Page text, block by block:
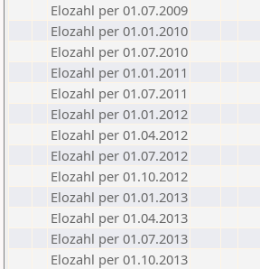
Elozahl per 01.07.2009
Elozahl per 01.01.2010
Elozahl per 01.07.2010
Elozahl per 01.01.2011
Elozahl per 01.07.2011
Elozahl per 01.01.2012
Elozahl per 01.04.2012
Elozahl per 01.07.2012
Elozahl per 01.10.2012
Elozahl per 01.01.2013
Elozahl per 01.04.2013
Elozahl per 01.07.2013
Elozahl per 01.10.2013